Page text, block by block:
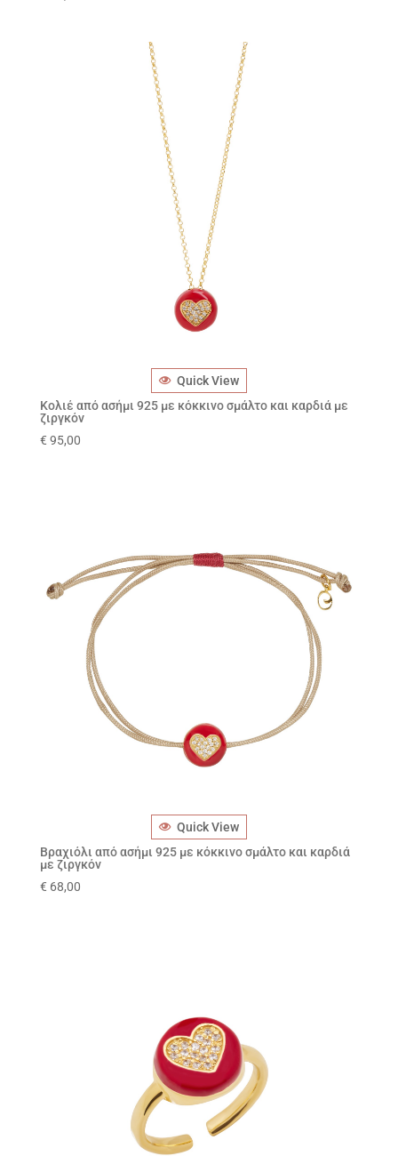
Quick View
Κολιέ από ασήμι 925 με κόκκινο σμάλτο και καρδιά με
ζιργκόν
€ 95,00
Quick View
Βραχιόλι από ασήμι 925 με κόκκινο σμάλτο και καρδιά
με ζιργκόν
€ 68,00